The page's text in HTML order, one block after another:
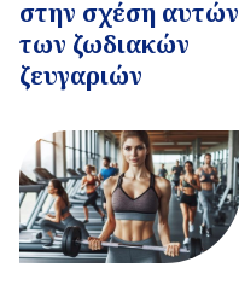
στην σχέση αυτών
των ζωδιακών
ζευγαριών